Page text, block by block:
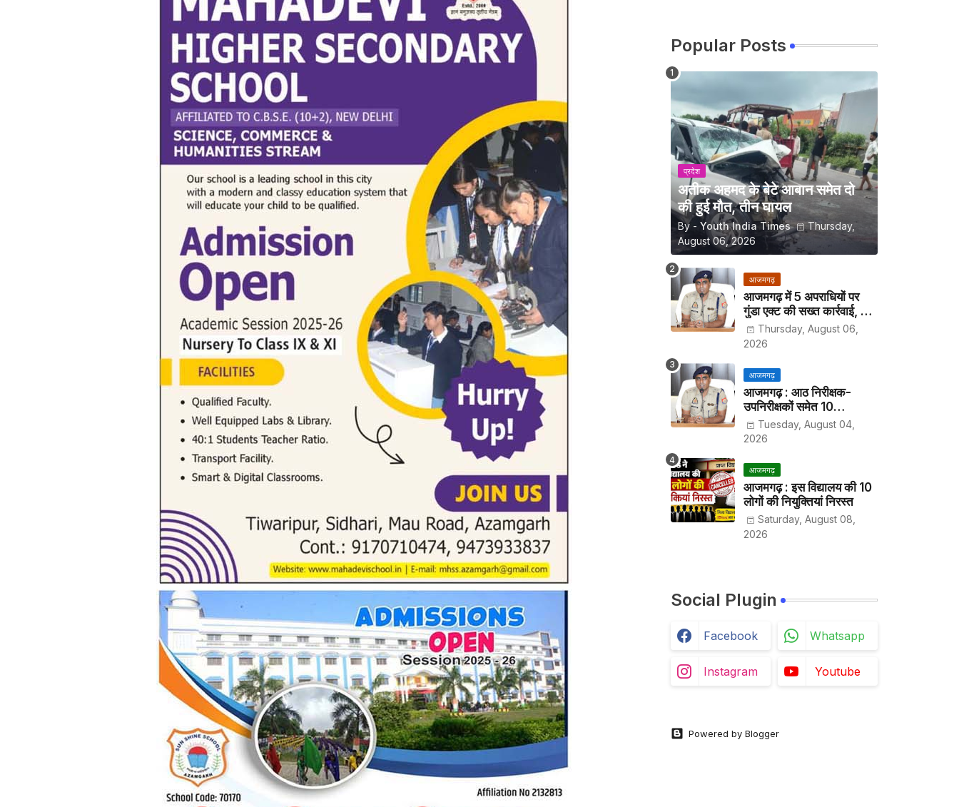
Popular Posts
प्रदेश
अतीक अहमद के बेटे आबान समेत दो
की हुई मौत, तीन घायल
By - Youth India Times
Thursday,
August 06, 2026
आजमगढ़
आजमगढ़ में 5 अपराधियों पर
गुंडा एक्ट की सख्त कार्रवाई, अब
हर पखवाड़े थाने में लगानी होगी
हाजिरी
Thursday, August 06,
2026
आजमगढ़
आजमगढ़ : आठ निरीक्षक-
उपनिरीक्षकों समेत 10
अधिकारियों के तबादले
Tuesday, August 04,
2026
आजमगढ़
आजमगढ़ : इस विद्यालय की 10
लोगों की नियुक्तियां निरस्त
Saturday, August 08,
2026
Social Plugin
Facebook Whatsapp
Instagram Youtube
Powered by Blogger